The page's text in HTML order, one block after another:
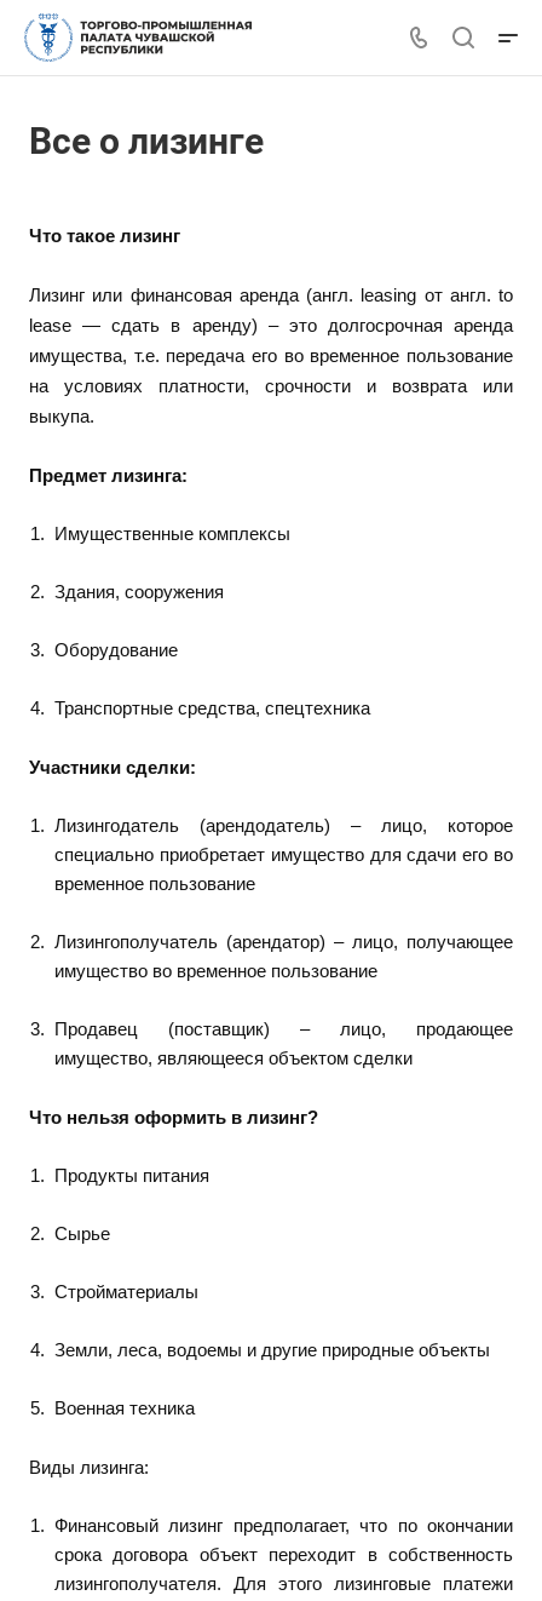
Все о лизинге
Что такое лизинг
Лизинг или финансовая аренда (англ. leasing от англ. to
lease — сдать в аренду) – это долгосрочная аренда
имущества, т.е. передача его во временное пользование
на условиях платности, срочности и возврата или
выкупа.
Предмет лизинга:
Имущественные комплексы
Здания, сооружения
Оборудование
Транспортные средства, спецтехника
Участники сделки:
Лизингодатель (арендодатель) – лицо, которое
специально приобретает имущество для сдачи его во
временное пользование
Лизингополучатель (арендатор) – лицо, получающее
имущество во временное пользование
Продавец (поставщик) – лицо, продающее
имущество, являющееся объектом сделки
Что нельзя оформить в лизинг?
Продукты питания
Сырье
Стройматериалы
Земли, леса, водоемы и другие природные объекты
Военная техника
Виды лизинга:
Финансовый лизинг предполагает, что по окончании
срока договора объект переходит в собственность
лизингополучателя. Для этого лизинговые платежи